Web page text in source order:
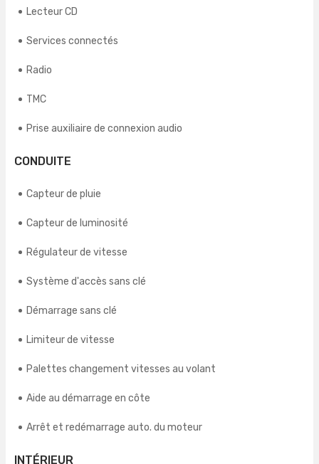
Lecteur CD
Services connectés
Radio
TMC
Prise auxiliaire de connexion audio
CONDUITE
Capteur de pluie
Capteur de luminosité
Régulateur de vitesse
Système d'accès sans clé
Démarrage sans clé
Limiteur de vitesse
Palettes changement vitesses au volant
Aide au démarrage en côte
Arrêt et redémarrage auto. du moteur
INTÉRIEUR